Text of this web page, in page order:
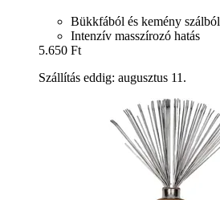
Bükkfából és kemény szálból
Intenzív masszírozó hatás
5.650 Ft
Szállítás eddig: augusztus 11.